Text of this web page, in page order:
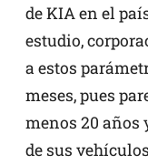
de KIA en el
estudio,
a estos
meses, pues
menos 20 años
de sus